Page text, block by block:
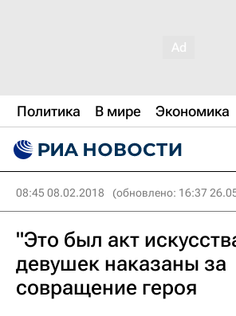
Политика В мире Экономика
08:45 08.02.2018 (обновлено: 16:37
"Это был акт
девушек наказаны за
совращение героя